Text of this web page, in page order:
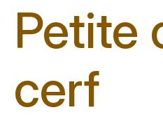
Petite
cerf